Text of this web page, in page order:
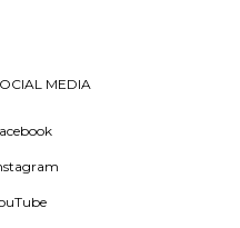
MEDIA